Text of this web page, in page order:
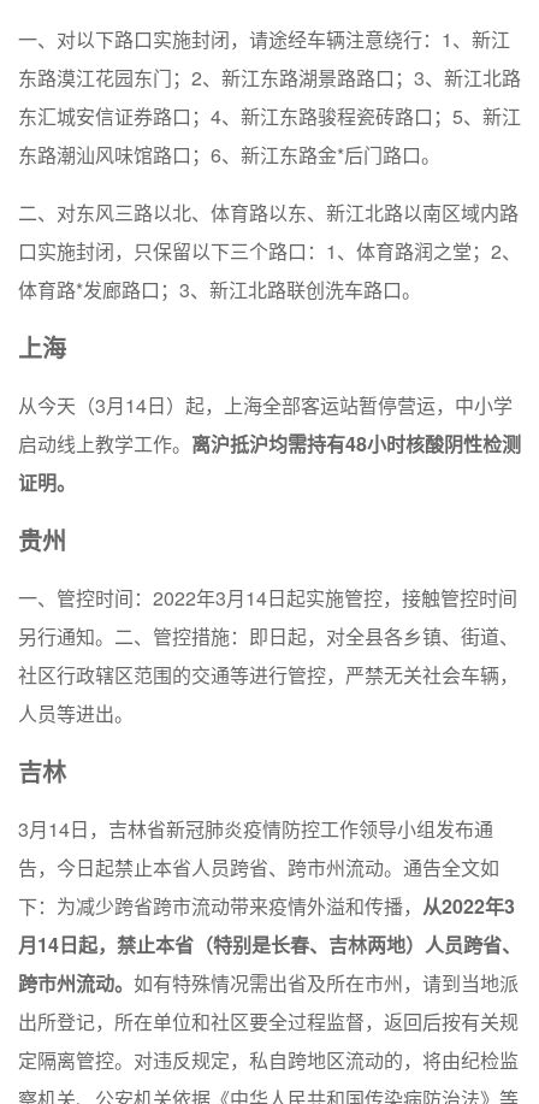
一、对以下路口实施封闭，请途经车辆注意绕行：1、新江
东路漠江花园东门；2、新江东路湖景路路口；3、新江北路
东汇城安信证券路口；4、新江东路骏程瓷砖路口；5、新江
东路潮汕风味馆路口；6、新江东路金*后门路口。
二、对东风三路以北、体育路以东、新江北路以南区域内路
口实施封闭，只保留以下三个路口：1、体育路润之堂；2、
体育路*发廊路口；3、新江北路联创洗车路口。
上海
从今天（3月14日）起，上海全部客运站暂停营运，中小学
启动线上教学工作。 离沪抵沪均需持有48小时核酸阴性检测
证明。
贵州
一、管控时间：2022年3月14日起实施管控，接触管控时间
另行通知。二、管控措施：即日起，对全县各乡镇、街道、
社区行政辖区范围的交通等进行管控，严禁无关社会车辆，
人员等进出。
吉林
3月14日，吉林省新冠肺炎疫情防控工作领导小组发布通
告，今日起禁止本省人员跨省、跨市州流动。通告全文如
下：为减少跨省跨市流动带来疫情外溢和传播， 从2022年3
月14日起，禁止本省（特别是长春、吉林两地）人员跨省、
跨市州流动。 如有特殊情况需出省及所在市州，请到当地派
出所登记，所在单位和社区要全过程监督，返回后按有关规
定隔离管控。对违反规定，私自跨地区流动的，将由纪检监